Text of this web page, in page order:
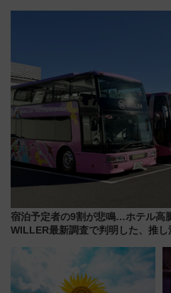
宿泊予定者の9割が悲鳴…ホテル高
WILLER最新調査で判明した、推